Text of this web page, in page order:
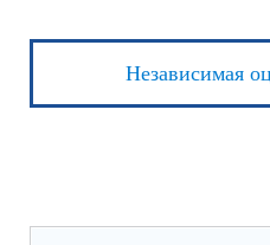
Независимая